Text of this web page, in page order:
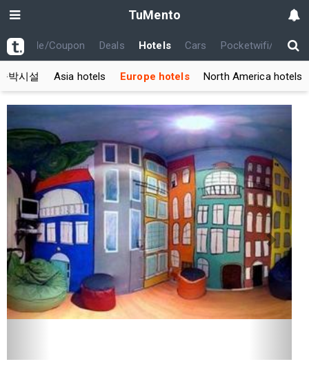
TuMento
Code/Coupon Deals Hotels Cars Pocketwifi/USIM
박시설 Asia hotels Europe hotels North America hotels
Previous